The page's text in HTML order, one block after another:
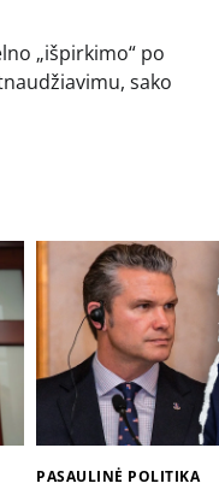
„išpirkimo“ po
sako
PASAULINĖ POLITIKA